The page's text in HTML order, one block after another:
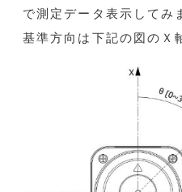
で測定データ表示してみ
基準方向は下記の図のＸ